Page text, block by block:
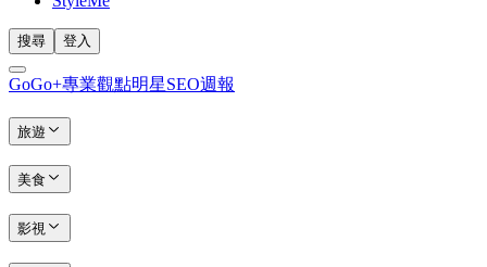
搜尋 登入
GoGo+專業觀點明星SEO週報
旅遊
美食
影視